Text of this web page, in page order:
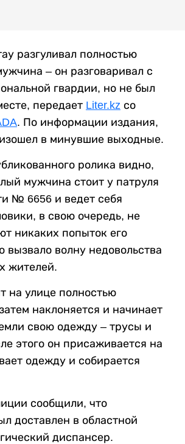
разгуливал полностью
– он разговаривал с
гвардии, но не был
передает Liter.kz со
. По информации издания,
в минувшие выходные.
ролика видно,
мужчина стоит у патруля
№ 6656 и ведет себя
в свою очередь, не
никаких попыток его
вызвало волну недовольства
жителей.
на улице полностью
наклоняется и начинает
свою одежду – трусы и
этого он присаживается на
одежду и собирается
сообщили, что
доставлен в областной
диспансер.